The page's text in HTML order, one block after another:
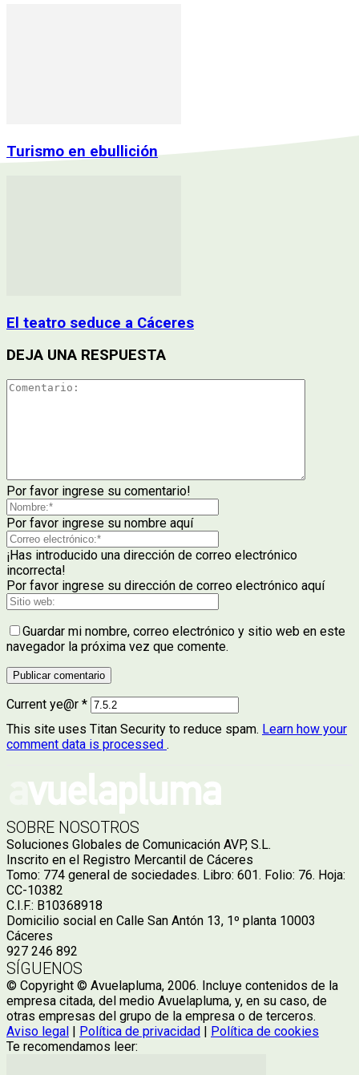
Turismo en ebullición
El teatro seduce a Cáceres
DEJA UNA RESPUESTA
Por favor ingrese su comentario!
Por favor ingrese su nombre aquí
¡Has introducido una dirección de correo electrónico
incorrecta!
Por favor ingrese su dirección de correo electrónico aquí
Guardar mi nombre, correo electrónico y sitio web en este
navegador la próxima vez que comente.
Current ye@r *
This site uses Titan Security to reduce spam. Learn how your
comment data is processed .
SOBRE NOSOTROS
Soluciones Globales de Comunicación AVP, S.L.
Inscrito en el Registro Mercantil de Cáceres
Tomo: 774 general de sociedades. Libro: 601. Folio: 76. Hoja:
CC-10382
C.I.F.: B10368918
Domicilio social en Calle San Antón 13, 1º planta 10003
Cáceres
927 246 892
SÍGUENOS
© Copyright © Avuelapluma, 2006. Incluye contenidos de la
empresa citada, del medio Avuelapluma, y, en su caso, de
otras empresas del grupo de la empresa o de terceros.
Aviso legal | Política de privacidad | Política de cookies
Te recomendamos leer: